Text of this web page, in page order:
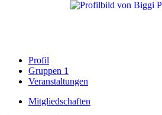
Profil
Gruppen 1
Veranstaltungen
Mitgliedschaften